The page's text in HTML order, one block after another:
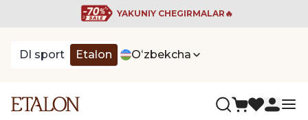
YAKUNIY CHEGIRMALAR🔥
DI sport Etalon Oʻzbekcha